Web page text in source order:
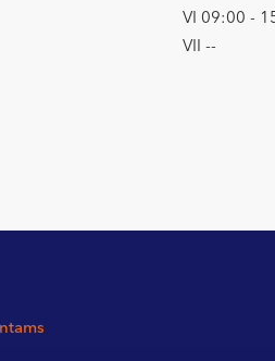
VI 09:00 -
VII --